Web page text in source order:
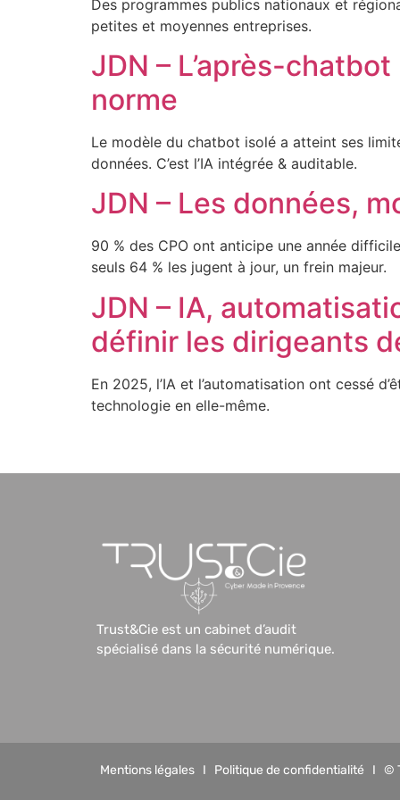
Des programmes publics nationaux et
petites et moyennes entreprises.
JDN – L’après-
norme
Le modèle du chatbot isolé a atteint ses
données. C’est l’IA intégrée & auditable.
JDN – Les données,
90 % des CPO ont anticipe une année
seuls 64 % les jugent à jour, un frein majeur.
JDN – IA,
définir les dirigeants
En 2025, l’IA et l’automatisation ont cessé
technologie en elle-même.
Trust&Cie est un cabinet d’audit
spécialisé dans la sécurité numérique.
Mentions légales I Politique de confidentialité I ©